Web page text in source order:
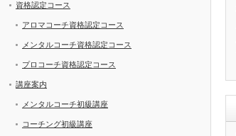
資格認定コース
アロマコーチ資格認定コース
メンタルコーチ資格認定コース
プロコーチ資格認定コース
講座案内
メンタルコーチ初級講座
コーチング初級講座